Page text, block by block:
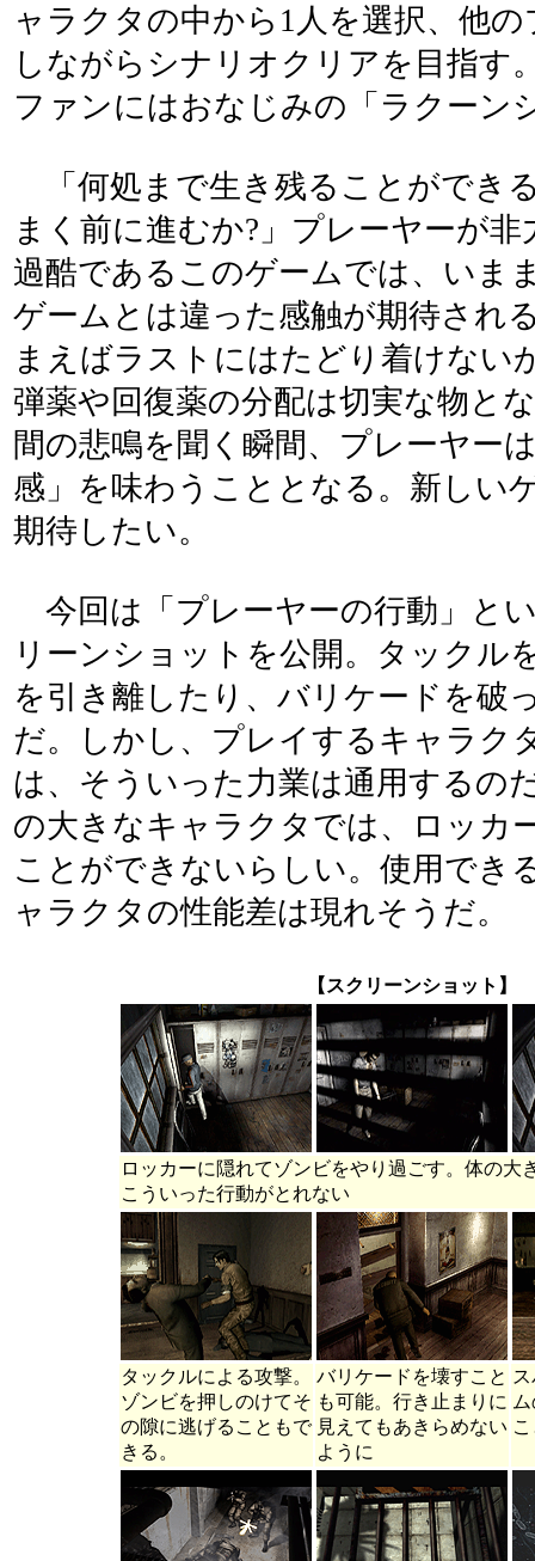
ャラクタの中から1人を選択、他
しながらシナリオクリアを目指す
ファンにはおなじみの「ラクーン
「何処まで生き残ることができ
まく前に進むか?」プレーヤーが
過酷であるこのゲームでは、いま
ゲームとは違った感触が期待され
まえばラストにはたどり着けない
弾薬や回復薬の分配は切実な物と
間の悲鳴を聞く瞬間、プレーヤー
感」を味わうこととなる。新しい
期待したい。
今回は「プレーヤーの行動」と
リーンショットを公開。タックル
を引き離したり、バリケードを破
だ。しかし、プレイするキャラク
は、そういった力業は通用する
の大きなキャラクタでは、ロッカ
ことができないらしい。使用でき
ャラクタの性能差は現れそうだ。
【スクリーンショット】
ロッカーに隠れてゾンビをやり過ごす。体の大
こういった行動がとれない
タックルによる攻撃。
ゾンビを押しのけてそ
の隙に逃げることもで
きる。
バリケードを壊すこと
も可能。行き止まりに
見えてもあきらめない
ように